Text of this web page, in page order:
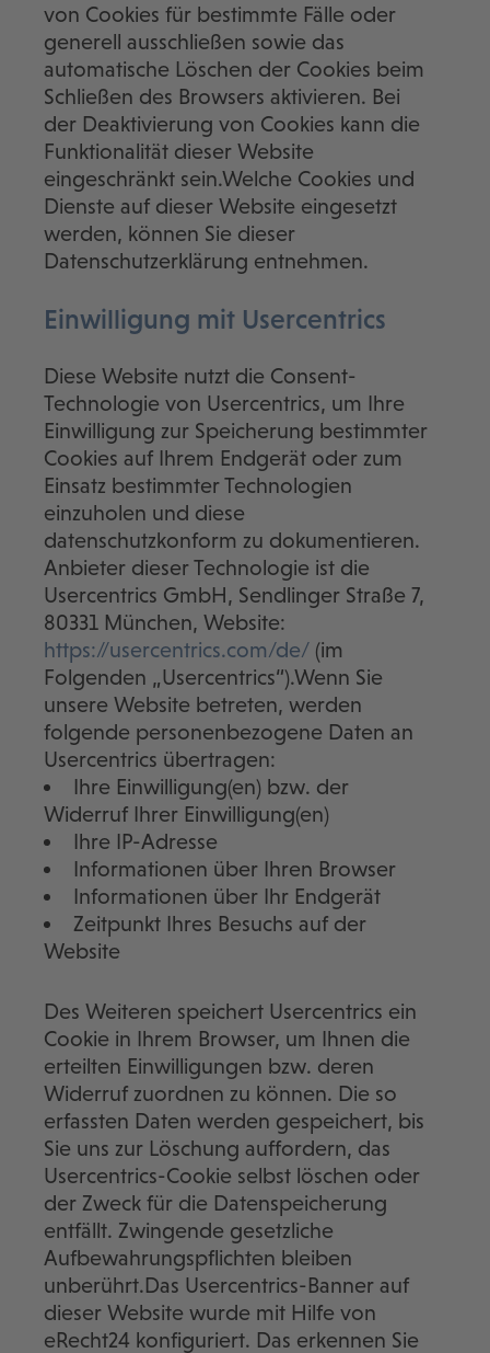
von Cookies für bestimmte Fälle oder
generell ausschließen sowie das
automatische Löschen der Cookies beim
Schließen des Browsers aktivieren. Bei
der Deaktivierung von Cookies kann die
Funktionalität dieser Website
eingeschränkt sein.Welche Cookies und
Dienste auf dieser Website eingesetzt
werden, können Sie dieser
Datenschutzerklärung entnehmen.
Einwilligung mit Usercentrics
Diese Website nutzt die Consent-
Technologie von Usercentrics, um Ihre
Einwilligung zur Speicherung bestimmter
Cookies auf Ihrem Endgerät oder zum
Einsatz bestimmter Technologien
einzuholen und diese
datenschutzkonform zu dokumentieren.
Anbieter dieser Technologie ist die
Usercentrics GmbH, Sendlinger Straße 7,
80331 München, Website:
https://usercentrics.com/de/ (im
Folgenden „Usercentrics“).Wenn Sie
unsere Website betreten, werden
folgende personenbezogene Daten an
Usercentrics übertragen:
Ihre Einwilligung(en) bzw. der
Widerruf Ihrer Einwilligung(en)
Ihre IP-Adresse
Informationen über Ihren Browser
Informationen über Ihr Endgerät
Zeitpunkt Ihres Besuchs auf der
Website
Des Weiteren speichert Usercentrics ein
Cookie in Ihrem Browser, um Ihnen die
erteilten Einwilligungen bzw. deren
Widerruf zuordnen zu können. Die so
erfassten Daten werden gespeichert, bis
Sie uns zur Löschung auffordern, das
Usercentrics-Cookie selbst löschen oder
der Zweck für die Datenspeicherung
entfällt. Zwingende gesetzliche
Aufbewahrungspflichten bleiben
unberührt.Das Usercentrics-Banner auf
dieser Website wurde mit Hilfe von
eRecht24 konfiguriert. Das erkennen Sie